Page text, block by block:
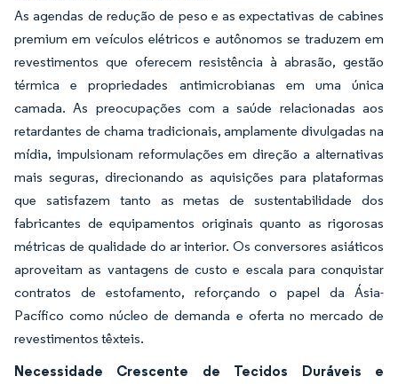
As agendas de redução de peso e as expectativas de cabines
premium em veículos elétricos e autônomos se traduzem em
revestimentos que oferecem resistência à abrasão, gestão
térmica e propriedades antimicrobianas em uma única
camada. As preocupações com a saúde relacionadas aos
retardantes de chama tradicionais, amplamente divulgadas na
mídia, impulsionam reformulações em direção a alternativas
mais seguras, direcionando as aquisições para plataformas
que satisfazem tanto as metas de sustentabilidade dos
fabricantes de equipamentos originais quanto as rigorosas
métricas de qualidade do ar interior. Os conversores asiáticos
aproveitam as vantagens de custo e escala para conquistar
contratos de estofamento, reforçando o papel da Ásia-
Pacífico como núcleo de demanda e oferta no mercado de
revestimentos têxteis.
Necessidade Crescente de Tecidos Duráveis e